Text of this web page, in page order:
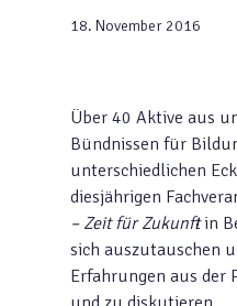
18. November 2016
Über 40 Aktive aus
Bündnissen für
unterschiedlichen
diesjährigen
– Zeit für Zukunftin
sich auszutauschen
Erfahrungen aus der